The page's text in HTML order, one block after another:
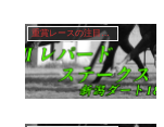
重賞レースの注目馬分析